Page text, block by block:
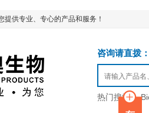
提供专业、专心的产品和服务！
咨询请直拨
热门搜索：